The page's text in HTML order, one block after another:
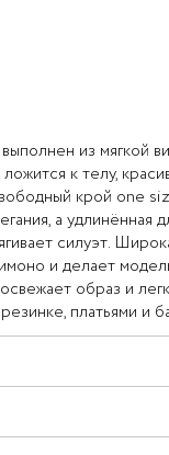
из мягкой
к телу,
крой one
а удлинённая
силуэт.
и делает
образ и
платьями и